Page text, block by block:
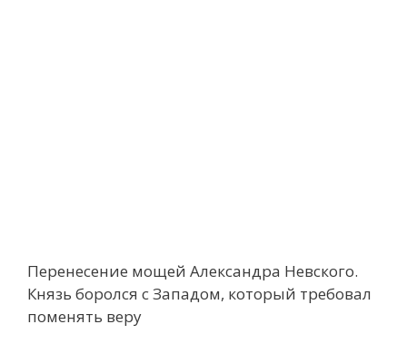
Перенесение мощей Александра Невского.
Князь боролся с Западом, который требовал
поменять веру